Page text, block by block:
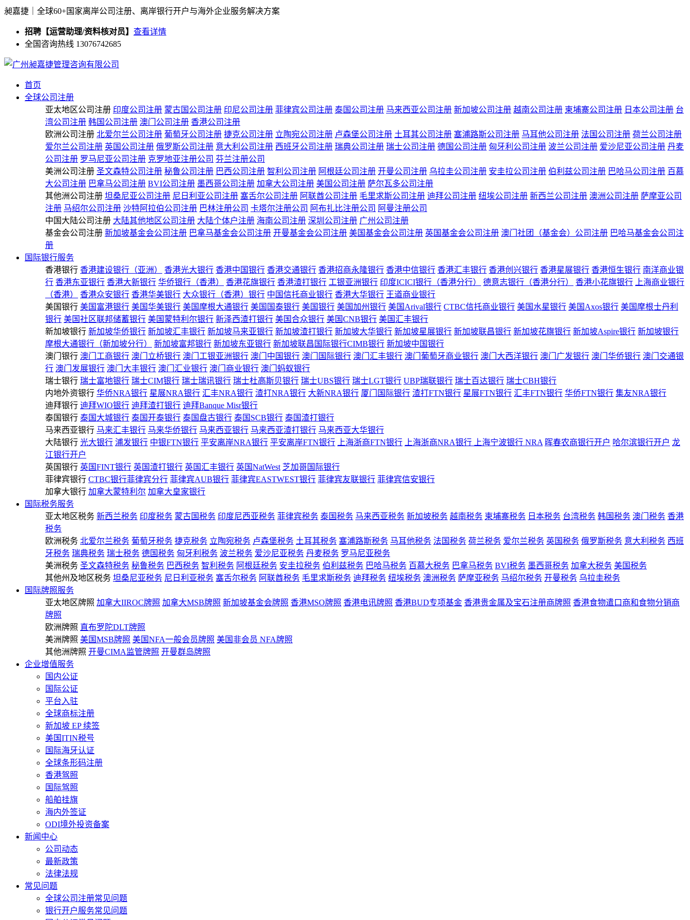
昶嘉捷｜全球60+国家离岸公司注册、离岸银行开户与海外企业服务解决方案
招聘【运营助理/资料核对员】 查看详情
全国咨询热线 13076742685
首页
全球公司注册
亚太地区公司注册 印度公司注册 蒙古国公司注册 印尼公司注册 菲律宾公司注册 泰国公司注册 马来西亚公司注册 新加坡公司注册 越南公司注册 柬埔寨公司注册 日本公司注册 台
湾公司注册 韩国公司注册 澳门公司注册 香港公司注册
欧洲公司注册 北爱尔兰公司注册 葡萄牙公司注册 捷克公司注册 立陶宛公司注册 卢森堡公司注册 土耳其公司注册 塞浦路斯公司注册 马耳他公司注册 法国公司注册 荷兰公司注册
爱尔兰公司注册 英国公司注册 俄罗斯公司注册 意大利公司注册 西班牙公司注册 瑞典公司注册 瑞士公司注册 德国公司注册 匈牙利公司注册 波兰公司注册 爱沙尼亚公司注册 丹麦
公司注册 罗马尼亚公司注册 克罗地亚注册公司 芬兰注册公司
美洲公司注册 圣文森特公司注册 秘鲁公司注册 巴西公司注册 智利公司注册 阿根廷公司注册 开曼公司注册 乌拉圭公司注册 安圭拉公司注册 伯利兹公司注册 巴哈马公司注册 百慕
大公司注册 巴拿马公司注册 BVI公司注册 墨西哥公司注册 加拿大公司注册 美国公司注册 萨尔瓦多公司注册
其他洲公司注册 坦桑尼亚公司注册 尼日利亚公司注册 塞舌尔公司注册 阿联酋公司注册 毛里求斯公司注册 迪拜公司注册 纽埃公司注册 新西兰公司注册 澳洲公司注册 萨摩亚公司
注册 马绍尔公司注册 沙特阿拉伯公司注册 巴林注册公司 卡塔尔注册公司 阿布扎比注册公司 阿曼注册公司
中国大陆公司注册 大陆其他地区公司注册 大陆个体户注册 海南公司注册 深圳公司注册 广州公司注册
基金会公司注册 新加坡基金会公司注册 巴拿马基金会公司注册 开曼基金会公司注册 美国基金会公司注册 英国基金会公司注册 澳门社团（基金会）公司注册 巴哈马基金会公司注
册
国际银行服务
香港银行 香港建设银行（亚洲） 香港光大银行 香港中国银行 香港交通银行 香港招商永隆银行 香港中信银行 香港汇丰银行 香港创兴银行 香港星展银行 香港恒生银行 南洋商业银
行 香港东亚银行 香港大新银行 华侨银行（香港） 香港花旗银行 香港渣打银行 工银亚洲银行 印度ICICI银行（香港分行） 德意志银行（香港分行） 香港小花旗银行
上海商业银行
（香港）
香港众安银行 香港华美银行 大众银行（香港）银行 中国信托商业银行 香港大华银行 王道商业银行
美国银行 美国富港银行 美国华美银行 美国摩根大通银行 美国国泰银行 美国银行 美国加州银行 美国Arival银行 CTBC信托商业银行 美国水星银行 美国Axos银行 美国摩根士丹利
银行 美国社区联邦储蓄银行 美国蒙特利尔银行 新泽西渣打银行 美国合众银行 美国CNB银行 美国汇丰银行
新加坡银行 新加坡华侨银行 新加坡汇丰银行 新加坡马来亚银行 新加坡渣打银行 新加坡大华银行 新加坡星展银行 新加坡联昌银行 新加坡花旗银行 新加坡Aspire银行 新加坡银行
摩根大通银行（新加坡分行）
新加坡富邦银行 新加坡东亚银行 新加坡联昌国际银行CIMB银行 新加坡中国银行
澳门银行 澳门工商银行 澳门立桥银行 澳门工银亚洲银行 澳门中国银行 澳门国际银行 澳门汇丰银行 澳门葡萄牙商业银行 澳门大西洋银行 澳门广发银行 澳门华侨银行 澳门交通银
行 澳门发展银行 澳门大丰银行 澳门汇业银行 澳门商业银行 澳门蚂蚁银行
瑞士银行 瑞士富地银行 瑞士CIM银行 瑞士瑞讯银行 瑞士杜高斯贝银行 瑞士UBS银行 瑞士LGT银行 UBP瑞联银行 瑞士百达银行 瑞士CBH银行
内地外资银行 华侨NRA银行 星展NRA银行 汇丰NRA银行 渣打NRA银行 大新NRA银行 厦门国际银行 渣打FTN银行 星展FTN银行 汇丰FTN银行 华侨FTN银行 集友NRA银行
迪拜银行 迪拜WIO银行 迪拜渣打银行 迪拜Banque Misr银行
泰国银行 泰国大城银行 泰国开泰银行 泰国盘古银行 泰国SCB银行 泰国渣打银行
马来西亚银行 马来汇丰银行 马来华侨银行 马来西亚银行 马来西亚渣打银行 马来西亚大华银行
大陆银行 光大银行 浦发银行 中银FTN银行 平安离岸NRA银行 平安离岸FTN银行 上海浙商FTN银行 上海浙商NRA银行 上海宁波银行 NRA 晖春农商银行开户 哈尔滨银行开户 龙
江银行开户
英国银行 英国FINT银行 英国渣打银行 英国汇丰银行 英国NatWest 芝加哥国际银行
菲律宾银行 CTBC银行菲律宾分行 菲律宾AUB银行 菲律宾EASTWEST银行 菲律宾友联银行 菲律宾信安银行
加拿大银行 加拿大蒙特利尔 加拿大皇家银行
国际税务服务
亚太地区税务 新西兰税务 印度税务 蒙古国税务 印度尼西亚税务 菲律宾税务 泰国税务 马来西亚税务 新加坡税务 越南税务 柬埔寨税务 日本税务 台湾税务 韩国税务 澳门税务 香港
税务
欧洲税务 北爱尔兰税务 葡萄牙税务 捷克税务 立陶宛税务 卢森堡税务 土耳其税务 塞浦路斯税务 马耳他税务 法国税务 荷兰税务 爱尔兰税务 英国税务 俄罗斯税务 意大利税务 西班
牙税务 瑞典税务 瑞士税务 德国税务 匈牙利税务 波兰税务 爱沙尼亚税务 丹麦税务 罗马尼亚税务
美洲税务 圣文森特税务 秘鲁税务 巴西税务 智利税务 阿根廷税务 安圭拉税务 伯利兹税务 巴哈马税务 百慕大税务 巴拿马税务 BVI税务 墨西哥税务 加拿大税务 美国税务
其他州及地区税务 坦桑尼亚税务 尼日利亚税务 塞舌尔税务 阿联酋税务 毛里求斯税务 迪拜税务 纽埃税务 澳洲税务 萨摩亚税务 马绍尔税务 开曼税务 乌拉圭税务
国际牌照服务
亚太地区牌照 加拿大IIROC牌照 加拿大MSB牌照 新加坡基金会牌照 香港MSO牌照 香港电讯牌照 香港BUD专项基金 香港贵金属及宝石注册商牌照 香港食物遣口商和食物分销商
牌照
欧洲牌照 直布罗陀DLT牌照
美洲牌照 美国MSB牌照 美国NFA一般会员牌照 美国非会员 NFA牌照
其他洲牌照 开曼CIMA监管牌照 开曼群岛牌照
企业增值服务
国内公证
国际公证
平台入驻
全球商标注册
新加坡 EP 续签
美国ITIN税号
国际海牙认证
全球条形码注册
香港驾照
国际驾照
船舶挂旗
海内外签证
ODI境外投资备案
新闻中心
公司动态
最新政策
法律法规
常见问题
全球公司注册常见问题
银行开户服务常见问题